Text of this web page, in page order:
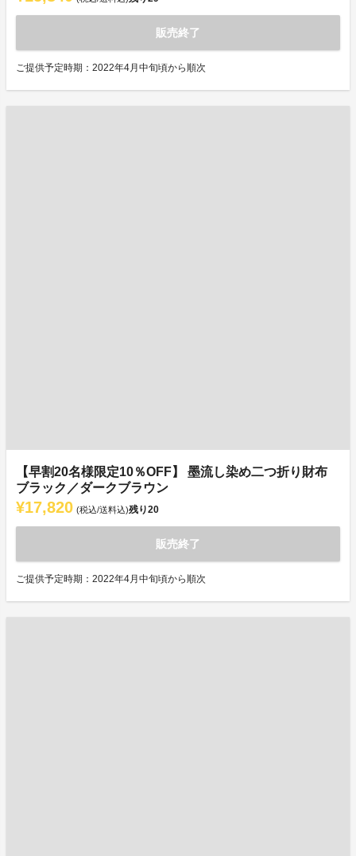
販売終了
ご提供予定時期：2022年4月中旬頃から順次
【早割20名様限定10％OFF】 墨流し染め二つ折り財布
ブラック／ダークブラウン
¥17,820 (税込/送料込)残り20
販売終了
ご提供予定時期：2022年4月中旬頃から順次